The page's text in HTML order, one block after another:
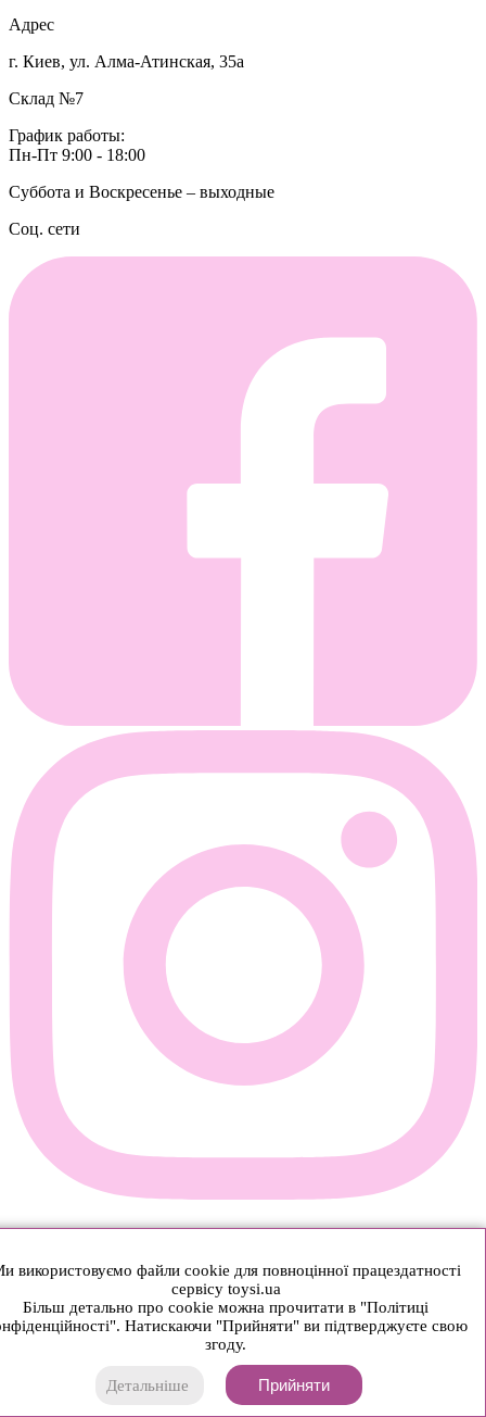
використовуємо файли cookie для повноцінної працездатності
сервісу toysi.ua
Більш детально про cookie можна прочитати в "Політиці
Натискаючи "Прийняти" ви підтверджуєте свою
згоду.
Детальніше Прийняти
Адрес
г. Киев, ул. Алма-Атинская, 35а
Склад №7
График работы:
Пн-Пт 9:00 - 18:00
Суббота и Воскресенье – выходные
Соц. сети